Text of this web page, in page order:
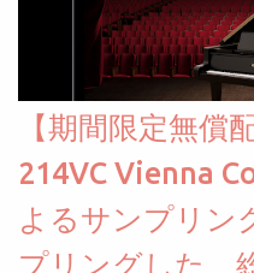
【期間限定無
214VC Vienna
よるサンプリン
プリングした、